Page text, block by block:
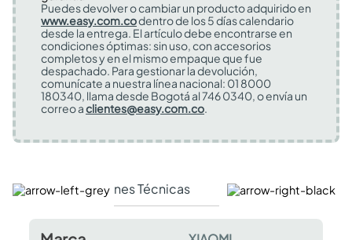
Puedes devolver o cambiar un producto adquirido en
www.easy.com.codentro de los 5 días calendario
desde la entrega. El artículo debe encontrarse en
condiciones óptimas: sin uso, con accesorios
completos y en el mismo empaque que fue
despachado. Para gestionar la devolución,
comunícate a nuestra línea nacional: 01 8000
180340, llama desde Bogotá al 746 0340, o envía un
correo aclientes@easy.com.co.
Especificaciones Técnicas Comentarios y